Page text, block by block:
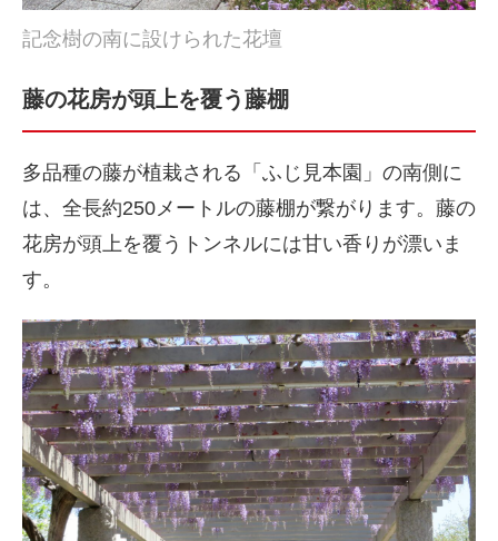
記念樹の南に設けられた花壇
藤の花房が頭上を覆う藤棚
多品種の藤が植栽される「ふじ見本園」の南側に
は、全長約250メートルの藤棚が繋がります。藤の
花房が頭上を覆うトンネルには甘い香りが漂いま
す。